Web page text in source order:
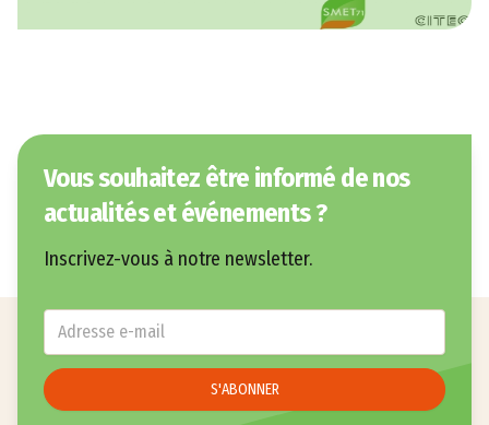
Vous souhaitez être informé de nos
actualités et événements ?
Inscrivez-vous à notre newsletter.
E-mail
S'ABONNER